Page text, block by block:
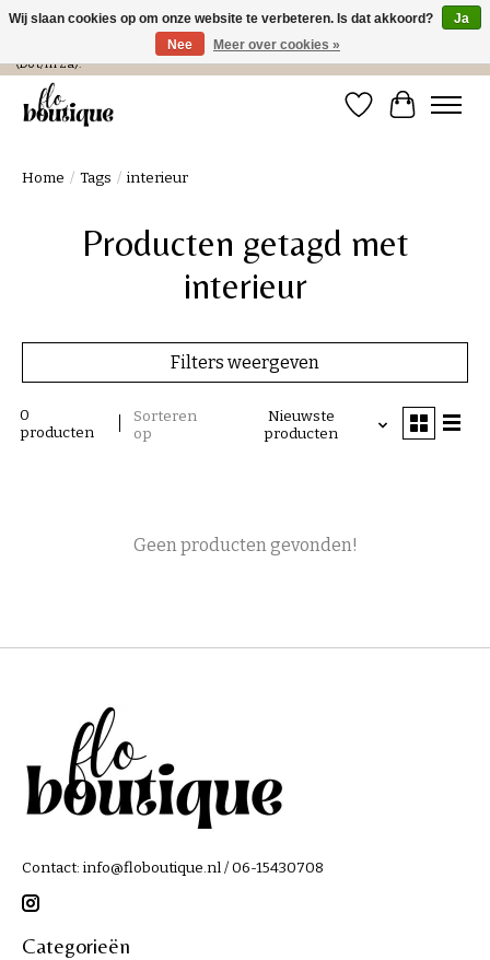
Verzending in NL € 4,99 en gratis bij een bestelling > € 100 of afhalen in de winkel
(Do t/m Za).
Verlanglijst
Home / Tags / interieur
Producten getagd met
interieur
Filters weergeven
0
producten
Sorteren
op
Nieuwste
producten
Geen producten gevonden!
Contact: info@floboutique.nl/ 06-15430708
Categorieën
Wij slaan cookies op om onze website te verbeteren. Is dat akkoord?
Ja
Nee
Meer over cookies »